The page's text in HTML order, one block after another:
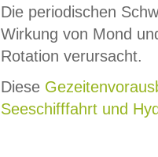
Die periodischen
Wirkung von Mond
Rotation verursacht.
Diese
Seeschifffahrt und